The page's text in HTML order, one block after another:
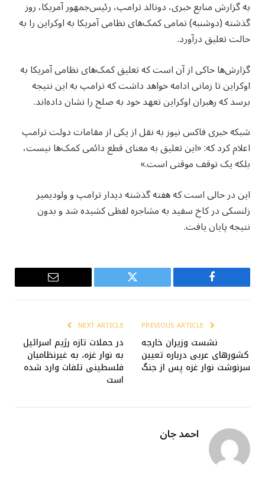
به گزارش منابع خبری، دونالد ترامپ، رئیس‌جمهور آمریکا، روز
گذشته (دوشنبه) تمامی کمک‌های نظامی آمریکا به اوکراین را به
حالت تعلیق درآورد.
گزارش‌ها حاکی از آن است که تعلیق کمک‌های نظامی آمریکا به
اوکراین تا زمانی ادامه خواهد داشت که ترامپ به این نتیجه
برسد که رهبران اوکراین تعهد خود به صلح را نشان داده‌اند.
شبکه خبری فاکس نیوز به نقل از یکی از مقامات دولت ترامپ
اعلام کرد که: «این تعلیق به معنای قطع دائمی کمک‌ها نیست،
بلکه یک توقف موقتی است.»
این در حالی است که هفته گذشته دیدار ترامپ و ولودیمیر
زلنسکی در کاخ سفید به مشاجره لفظی کشیده شد و بدون
نتیجه پایان یافت.
Facebook
Twitter
Email
نشست وزیران خارجه
کشورهای عربی درباره تعیین
سرنوشت نوار غزه پس از جنگ
NEXT ARTICLE
در حملات تازه رژیم اسرائیل
به نوار غزه، به غیرنظامیان
فلسطینی تلفات وارد شده
است
احمد جان